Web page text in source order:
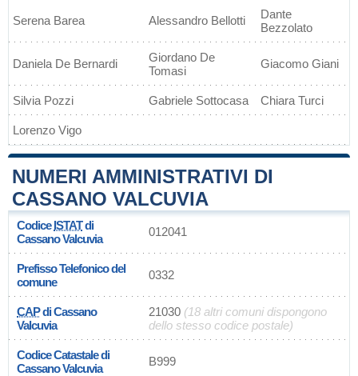
Serena Barea Alessandro Bellotti
Dante
Bezzolato
Daniela De Bernardi
Giordano De
Tomasi
Giacomo Giani
Silvia Pozzi Gabriele Sottocasa Chiara Turci
Lorenzo Vigo
NUMERI AMMINISTRATIVI DI
CASSANO VALCUVIA
CodiceISTATdi
Cassano Valcuvia
012041
Prefisso Telefonico del
comune
0332
CAPdi Cassano
Valcuvia
21030 (18 altri comuni dispongono
dello stesso codice postale)
Codice Catastale di
Cassano Valcuvia
B999